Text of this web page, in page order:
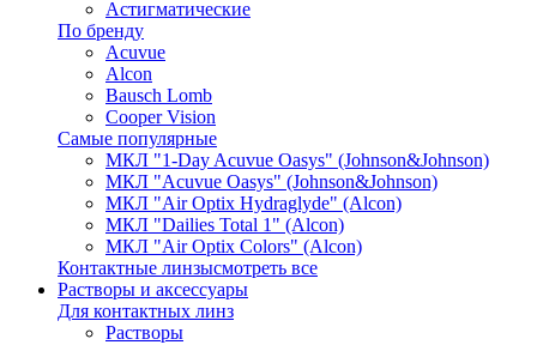
Астигматические
По бренду
Acuvue
Alcon
Bausch Lomb
Cooper Vision
Самые популярные
МКЛ "1-Day Acuvue Oasys" (Johnson&Johnson)
МКЛ "Acuvue Oasys" (Johnson&Johnson)
МКЛ "Air Optix Hydraglyde" (Alcon)
МКЛ "Dailies Total 1" (Alcon)
МКЛ "Air Optix Colors" (Alcon)
Контактные линзысмотреть все
Растворы и аксессуары
Для контактных линз
Растворы